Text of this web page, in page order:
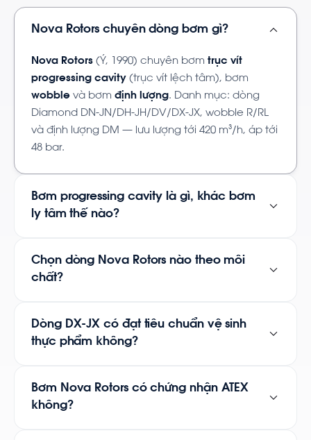
Nova Rotors chuyên dòng bơm gì?
Nova Rotors (Ý, 1990) chuyên bơm trục vít
progressing cavity (trục vít lệch tâm), bơm
wobble và bơm định lượng. Danh mục: dòng
Diamond DN-JN/DH-JH/DV/DX-JX, wobble R/RL
và định lượng DM — lưu lượng tới 420 m³/h, áp tới
48 bar.
Bơm progressing cavity là gì, khác bơm
ly tâm thế nào?
Chọn dòng Nova Rotors nào theo môi
chất?
Dòng DX-JX có đạt tiêu chuẩn vệ sinh
thực phẩm không?
Bơm Nova Rotors có chứng nhận ATEX
không?